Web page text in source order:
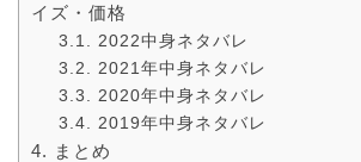
イズ・価格
2022中身ネタバレ
2021年中身ネタバレ
2020年中身ネタバレ
2019年中身ネタバレ
まとめ